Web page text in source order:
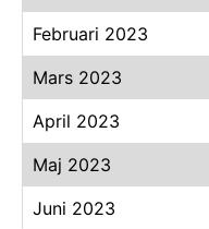
Februari 2023
Mars 2023
April 2023
Maj 2023
Juni 2023